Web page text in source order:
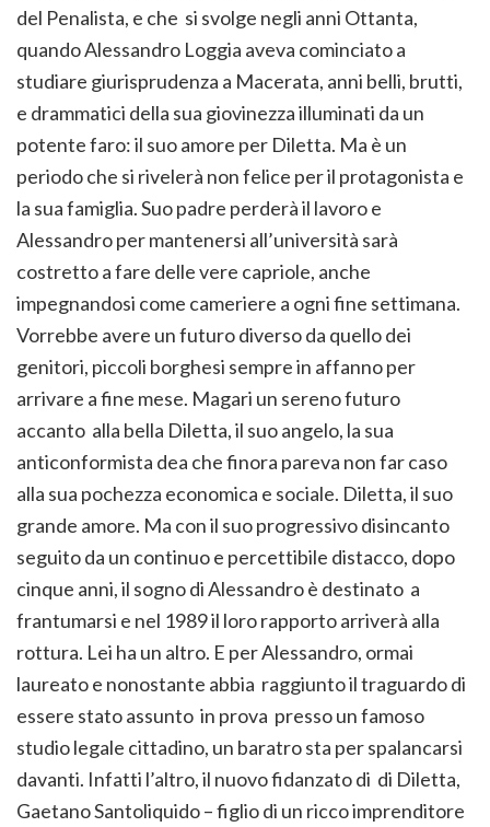
del Penalista, e che si svolge negli anni Ottanta,
quando Alessandro Loggia aveva cominciato a
studiare giurisprudenza a Macerata, anni belli, brutti,
e drammatici della sua giovinezza illuminati da un
potente faro: il suo amore per Diletta. Ma è un
periodo che si rivelerà non felice per il protagonista e
la sua famiglia. Suo padre perderà il lavoro e
Alessandro per mantenersi all’università sarà
costretto a fare delle vere capriole, anche
impegnandosi come cameriere a ogni fine settimana.
Vorrebbe avere un futuro diverso da quello dei
genitori, piccoli borghesi sempre in affanno per
arrivare a fine mese. Magari un sereno futuro
accanto alla bella Diletta, il suo angelo, la sua
anticonformista dea che finora pareva non far caso
alla sua pochezza economica e sociale. Diletta, il suo
grande amore. Ma con il suo progressivo disincanto
seguito da un continuo e percettibile distacco, dopo
cinque anni, il sogno di Alessandro è destinato a
frantumarsi e nel 1989 il loro rapporto arriverà alla
rottura. Lei ha un altro. E per Alessandro, ormai
laureato e nonostante abbia raggiunto il traguardo di
essere stato assunto in prova presso un famoso
studio legale cittadino, un baratro sta per spalancarsi
davanti. Infatti l’altro, il nuovo fidanzato di di Diletta,
Gaetano Santoliquido – figlio di un ricco imprenditore